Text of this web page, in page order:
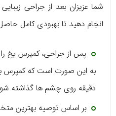
شما عزیزان بعد از جراحی
انجام دهید تا بهبودی کامل
پس از جراحی، کمپرس یخ
دقیقه روی چشم ها گذاشته
بر اساس توصیه بهترین